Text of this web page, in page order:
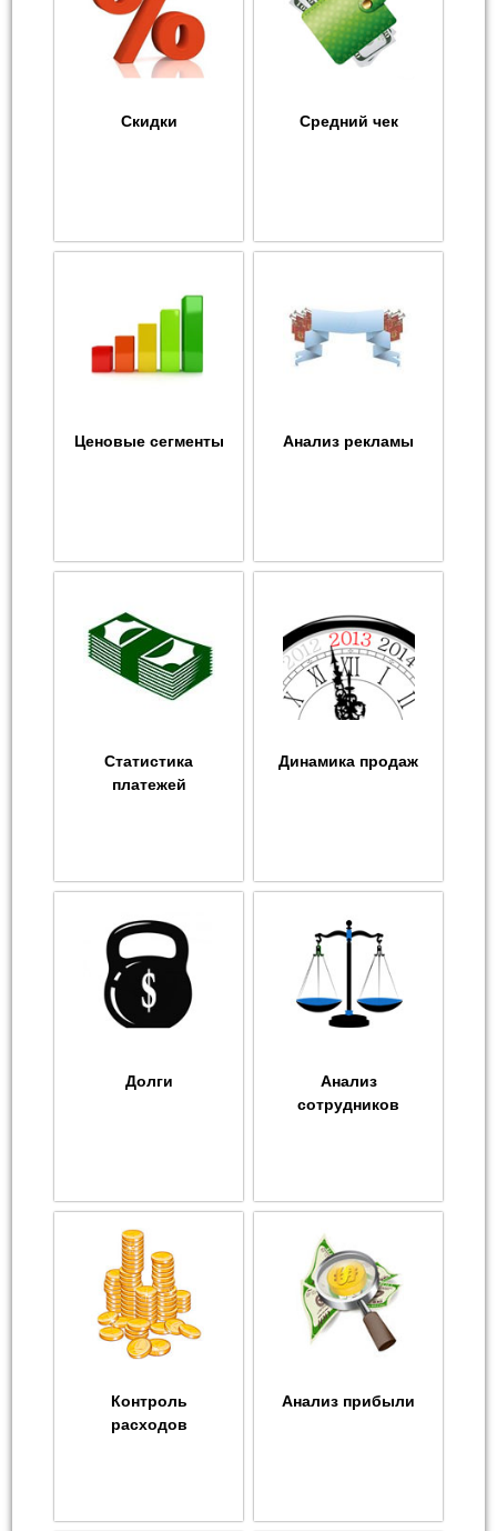
Скидки Средний чек
Ценовые сегменты Анализ рекламы
Статистика
платежей
Динамика продаж
Долги
Анализ
сотрудников
Контроль
расходов
Анализ прибыли